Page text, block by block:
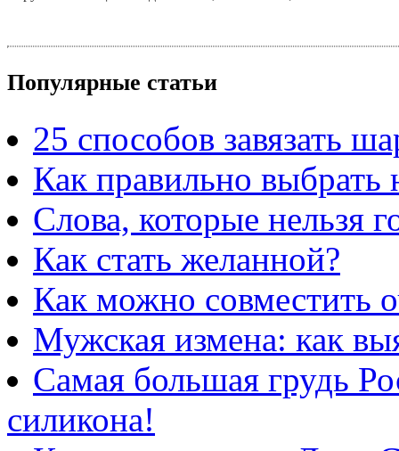
Популярные статьи
25 способов завязать
Как правильно выбрать
Слова, которые нельзя
Как стать желанной?
Как можно совместить
Мужская измена: как
Самая большая грудь
силикона!